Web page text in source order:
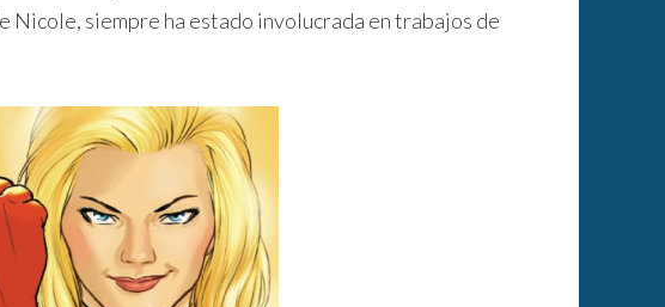
Nicole, siempre ha estado involucrada en trabajos de